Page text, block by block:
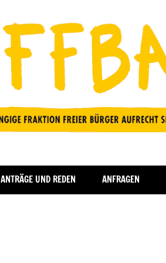
ANTRÄGE UND REDEN ANFRAGEN